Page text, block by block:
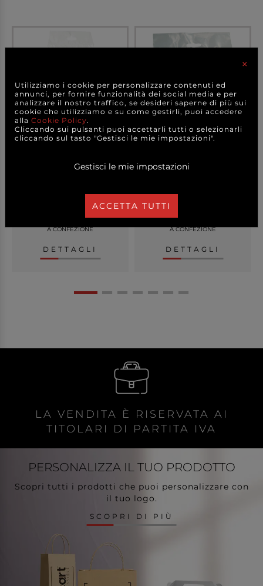
caldo, diam...
11,90 €
A CONFEZIONE
DETTAGLI
caldo, diam...
a partire da
A CONFEZIONE
DETTAGLI
LA VENDITA È RISERVATA AI
TITOLARI DI PARTITA IVA
PERSONALIZZA IL TUO PRODOTTO
Scopri tutti i prodotti che puoi personalizzare con
il tuo logo.
SCOPRI DI PIÙ
×
Utilizziamo i cookie per personalizzare contenuti ed
annunci, per fornire funzionalità dei social media e per
analizzare il nostro traffico, se desideri saperne di più sui
cookie che utilizziamo e su come gestirli, puoi accedere
alla Cookie Policy.
Cliccando sui pulsanti puoi accettarli tutti o selezionarli
cliccando sul tasto "Gestisci le mie impostazioni".
Gestisci le mie impostazioni
ACCETTA TUTTI